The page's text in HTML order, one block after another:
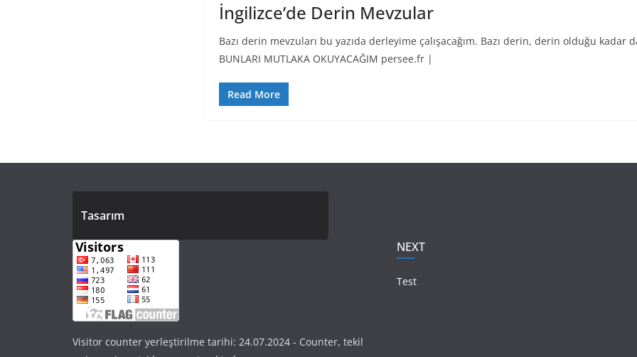
İngilizce’de Derin Mevzular
Bazı derin mevzuları bu yazıda derleyime çalışacağım. Bazı derin, derin olduğu kadar
BUNLARI MUTLAKA OKUYACAĞIM persee.fr |
Read More
Tasarım
Visitor counter yerleştirilme tarihi: 24.07.2024 - Counter, tekil
NEXT
Test